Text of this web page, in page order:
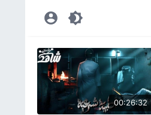
00:26:32